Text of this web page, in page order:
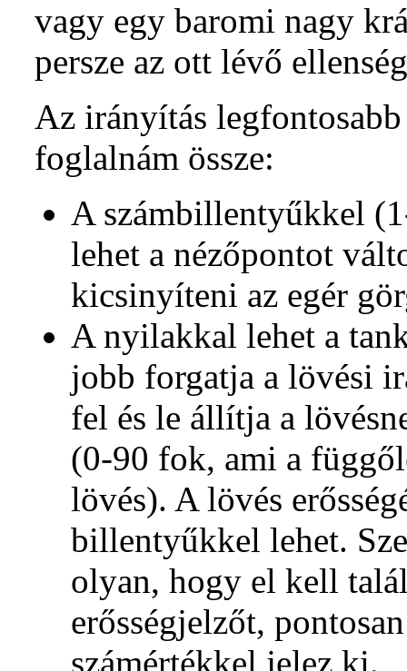
vagy egy baromi nagy
persze az ott lévő
Az irányítás
foglalnám össze:
A számbillentyűkkel
lehet a nézőpontot
kicsinyíteni az egér
A nyilakkal lehet a
jobb forgatja a lövési
fel és le állítja a
(0-90 fok, ami a
lövés). A lövés
billentyűkkel lehet.
olyan, hogy el kell
erősségjelzőt,
számértékkel jelez ki.